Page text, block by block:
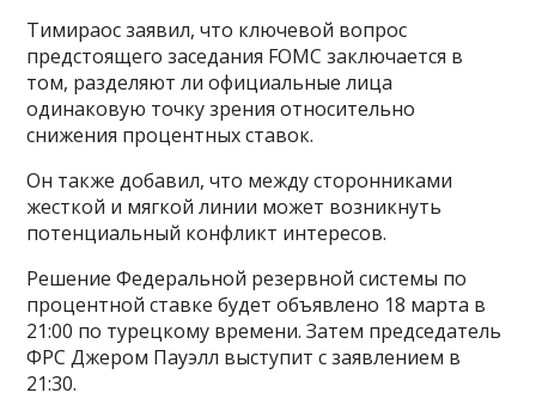
Тимираос заявил, что ключевой вопрос
предстоящего заседания FOMC заключается в
том, разделяют ли официальные лица
одинаковую точку зрения относительно
снижения процентных ставок.
Он также добавил, что между сторонниками
жесткой и мягкой линии может возникнуть
потенциальный конфликт интересов.
Решение Федеральной резервной системы по
процентной ставке будет объявлено 18 марта в
21:00 по турецкому времени. Затем председатель
ФРС Джером Пауэлл выступит с заявлением в
21:30.